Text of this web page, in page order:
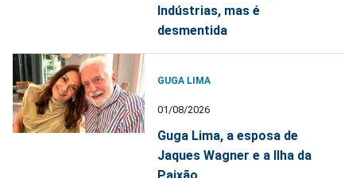
Indústrias, mas é
desmentida
GUGA LIMA
01/08/2026
Guga Lima, a esposa de
Jaques Wagner e a Ilha da